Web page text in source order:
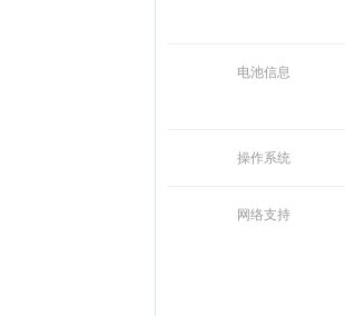
电池信息
操作系统
网络支持